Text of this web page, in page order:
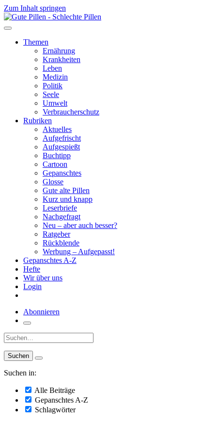
Zum Inhalt springen
Themen
Ernährung
Krankheiten
Leben
Medizin
Politik
Seele
Umwelt
Verbraucherschutz
Rubriken
Aktuelles
Aufgefrischt
Aufgespießt
Buchtipp
Cartoon
Gepanschtes
Glosse
Gute alte Pillen
Kurz und knapp
Leserbriefe
Nachgefragt
Neu – aber auch besser?
Ratgeber
Rückblende
Werbung – Aufgepasst!
Gepanschtes A-Z
Hefte
Wir über uns
Login
Abonnieren
Suche:
Suchen in:
Alle Beiträge
Gepanschtes A-Z
Schlagwörter